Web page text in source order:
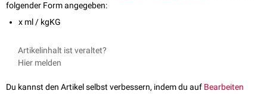
folgender Form angegeben:
x ml / kgKG
Artikelinhalt ist veraltet?
Hier melden
Du kannst den Artikel selbst verbessern, indem du auf Bearbeiten